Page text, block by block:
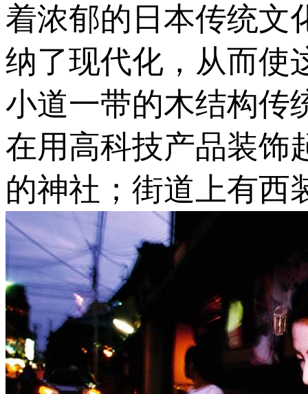
着浓郁的日本传统文
纳了现代化，从而使
小道一带的木结构传
在用高科技产品装饰
的神社；街道上有